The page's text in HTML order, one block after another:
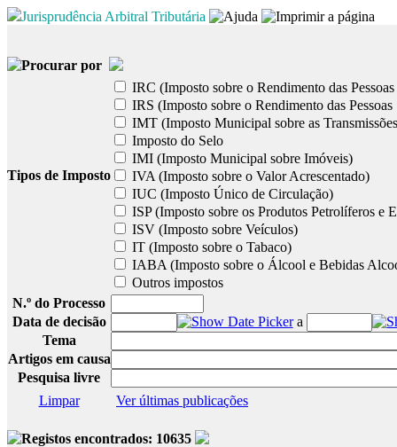
Jurisprudência Arbitral Tributária
Procurar por
IRC (Imposto sobre o Rendimento das
IRS (Imposto sobre o Rendimento das Pessoas
IMT (Imposto Municipal sobre as
Imposto do Selo
IMI (Imposto Municipal sobre Imóveis)
Tipos de Imposto
IVA (Imposto sobre o Valor Acrescentado)
IUC (Imposto Único de Circulação)
ISP (Imposto sobre os Produtos Petrolíferos e
ISV (Imposto sobre Veículos)
IT (Imposto sobre o Tabaco)
IABA (Imposto sobre o Álcool e Bebidas
Outros impostos
N.º do Processo
Data de decisão
a
Tema
Artigos em causa
Pesquisa livre
Limpar
Ver últimas publicações
Registos encontrados: 10635